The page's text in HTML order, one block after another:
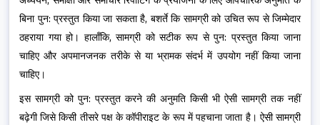
बिना पुन: प्रस्तुत किया जा सकता है, बशर्ते कि सामग्री को उचित रूप से जिम्मेदार
ठहराया गया हो। हालाँकि, सामग्री को सटीक रूप से पुन: प्रस्तुत किया जाना
चाहिए और अपमानजनक तरीके से या भ्रामक संदर्भ में उपयोग नहीं किया जाना
चाहिए।
इस सामग्री को पुन: प्रस्तुत करने की अनुमति किसी भी ऐसी सामग्री तक नहीं
बढ़ेगी जिसे किसी तीसरे पक्ष के कॉपीराइट के रूप में पहचाना जाता है। ऐसी सामग्री